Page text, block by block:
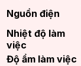
Nguồn điện
Nhiệt độ làm
việc
Độ ẩm làm việc